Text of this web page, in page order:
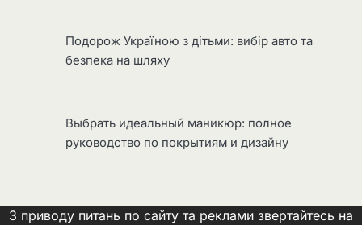
Подорож Україною з дітьми: вибір авто та
безпека на шляху
Выбрать идеальный маникюр: полное
руководство по покрытиям и дизайну
З приводу питань по сайту та реклами звертайтесь на